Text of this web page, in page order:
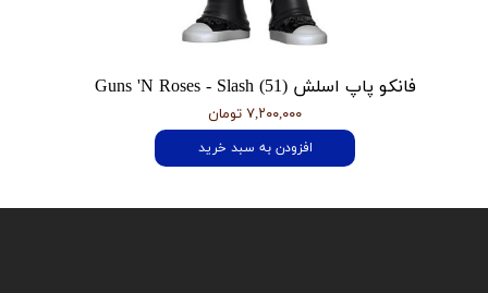
فانکو پاپ اسلش Guns 'N Roses - Slash (51)
۷,۲۰۰,۰۰۰ تومان
افزودن به سبد خرید